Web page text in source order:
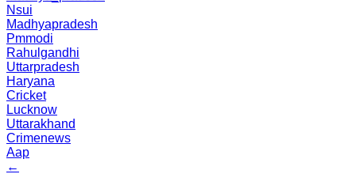
Nsui
Madhyapradesh
Pmmodi
Rahulgandhi
Uttarpradesh
Haryana
Cricket
Lucknow
Uttarakhand
Crimenews
Aap
←